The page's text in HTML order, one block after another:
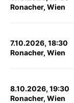
Ronacher, Wien
7.10.2026, 18:30
Ronacher, Wien
8.10.2026, 19:30
Ronacher, Wien